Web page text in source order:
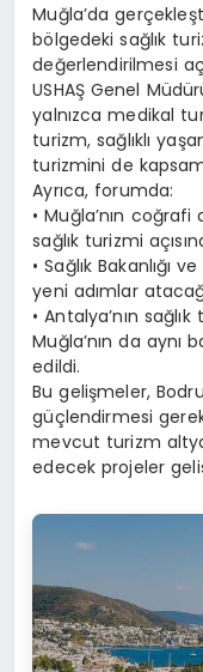
Muğla’da
bölgedeki sağlık
değerlendirilmesi
USHAŞ Genel
yalnızca medikal
turizm, sağlıklı
turizmini de
Ayrıca, forumda:
• Muğla’nın
sağlık turizmi
• Sağlık Bakanlığı
yeni adımlar
• Antalya’nın
Muğla’nın da aynı
edildi.
Bu gelişmeler,
güçlendirmesi
mevcut turizm
edecek projeler